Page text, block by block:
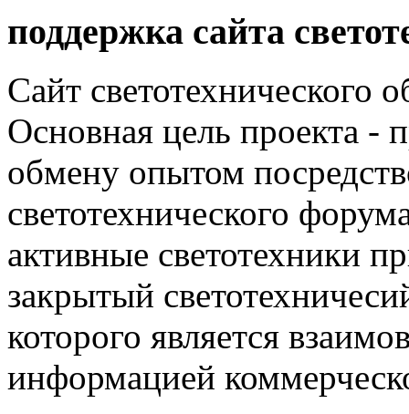
поддержка сайта
Сайт светотехнического
Основная цель проекта -
обмену опытом
светотехнического
активные светотехники
закрытый
которого является
информацией